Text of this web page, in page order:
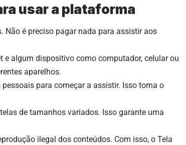
usar a plataforma
Não é preciso pagar nada para assistir aos
e algum dispositivo como computador, celular ou
aparelhos.
para começar a assistir. Isso torna o
de tamanhos variados. Isso garante uma
ilegal dos conteúdos. Com isso, o Tela